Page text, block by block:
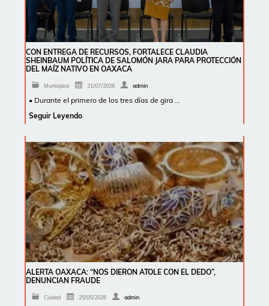
CON ENTREGA DE RECURSOS, FORTALECE CLAUDIA
SHEINBAUM POLÍTICA DE SALOMÓN JARA PARA PROTECCIÓN
DEL MAÍZ NATIVO EN OAXACA
Municipios 31/07/2026 admin
• Durante el primero de los tres días de gira …
Seguir Leyendo
ALERTA OAXACA: “NOS DIERON ATOLE CON EL DEDO”,
DENUNCIAN FRAUDE
Ciudad 25/05/2026 admin